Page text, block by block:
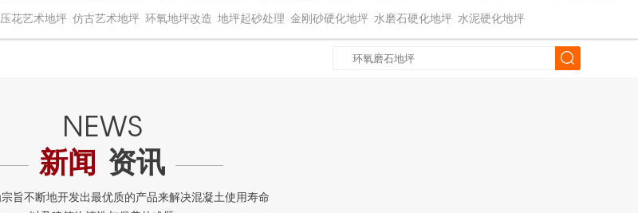
压花艺术地坪 仿古艺术地坪 环氧地坪改造 地坪起砂处理 金刚砂硬化地坪 水磨石硬化地坪 水泥硬化地坪
新闻 资讯